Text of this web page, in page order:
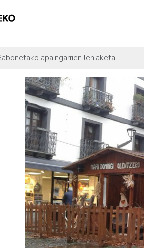
apaingarrien lehiaketa